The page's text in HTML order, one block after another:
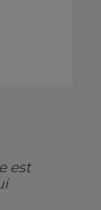
est